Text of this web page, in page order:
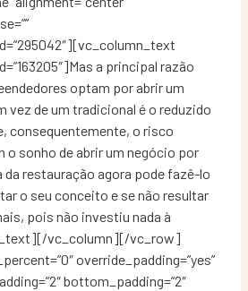
a principal razão
optam por abrir um
vez de um tradicional é o reduzido
consequentemente, o risco
o sonho de abrir um negócio por
da restauração agora pode fazê-lo
o seu conceito e se não resultar
pois não investiu nada à
vc_column][/vc_row]
override_padding=”yes”
bottom_padding=”2″